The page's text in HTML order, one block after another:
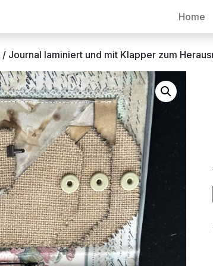
Home
/ Journal laminiert und mit Klapper zum